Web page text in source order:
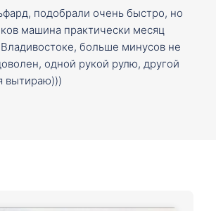
подобрали очень быстро, но
машина практически месяц
больше минусов не
одной рукой рулю, другой
вытираю)))